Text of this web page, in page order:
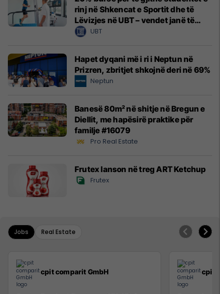
rinj në Shkencat e Sportit dhe të
Lëvizjes në UBT – vendet janë të
limituara
UBT
Hapet dyqani më i ri i Neptun në
Prizren, zbritjet shkojnë deri në 69%
Neptun
Banesë 80m² në shitje në Bregun e
Diellit, me hapësirë praktike për
familje #16079
Pro Real Estate
Frutex lanson në treg ART Ketchup
Frutex
Jobs Real Estate
cpit comparit GmbH cpit